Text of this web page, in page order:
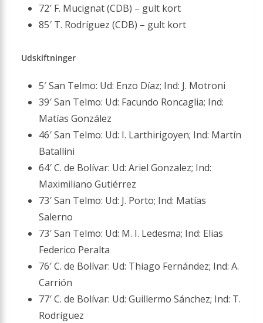
72′ F. Mucignat (CDB) – gult kort
85′ T. Rodríguez (CDB) – gult kort
Udskiftninger
5′ San Telmo: Ud: Enzo Díaz; Ind: J. Motroni
39′ San Telmo: Ud: Facundo Roncaglia; Ind:
Matías González
46′ San Telmo: Ud: I. Larthirigoyen; Ind: Martín
Batallini
64′ C. de Bolívar: Ud: Ariel Gonzalez; Ind:
Maximiliano Gutiérrez
73′ San Telmo: Ud: J. Porto; Ind: Matías
Salerno
73′ San Telmo: Ud: M. I. Ledesma; Ind: Elias
Federico Peralta
76′ C. de Bolívar: Ud: Thiago Fernández; Ind: A.
Carrión
77′ C. de Bolívar: Ud: Guillermo Sánchez; Ind: T.
Rodríguez